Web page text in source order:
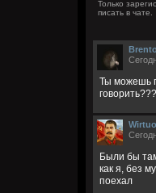
Только
писать в чате.
Ты можешь
говорить???
Были бы
как я, без
поехал